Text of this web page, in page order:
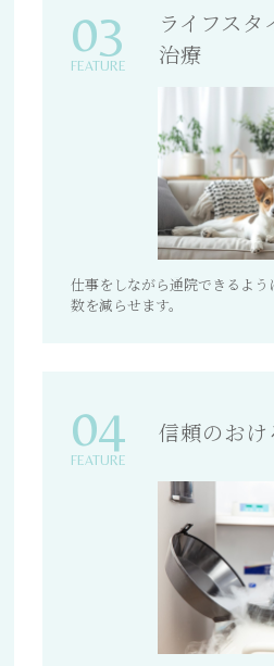
03
FEATURE
ライフス
治療
仕事をしながら通院できるよ
数を減らせます。
04
FEATURE
信頼のお